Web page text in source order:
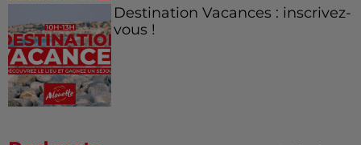
Destination Vacances : inscrivez-
vous !